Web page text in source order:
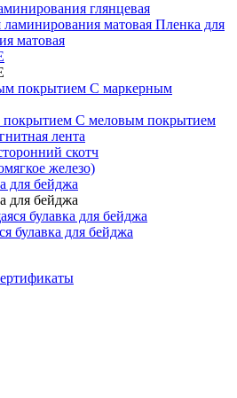
глянцевая
Пленка для
матовая
С маркерным
С меловым покрытием
лента
скотч
железо)
для бейджа
для бейджа
булавка для бейджа